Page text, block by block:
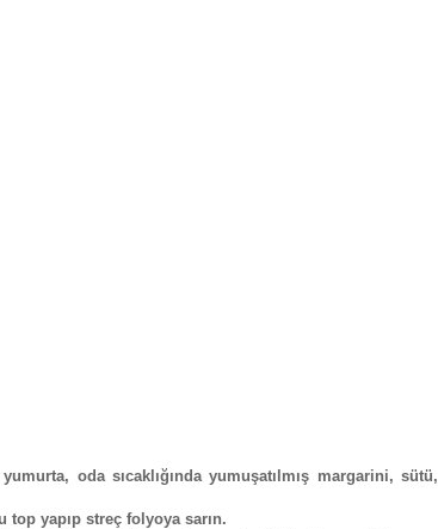
oda sıcaklığında yumuşatılmış margarini, sütü,
yapıp streç folyoya sarın.